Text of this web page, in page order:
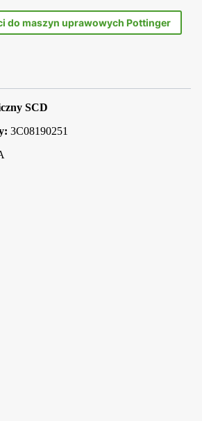
do maszyn uprawowych Pottinger
SCD
3C08190251